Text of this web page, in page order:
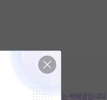
본문이 수정되지 않는 박제글입니다.